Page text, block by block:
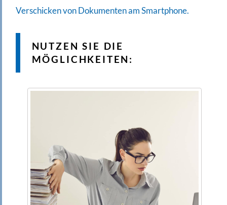
Verschicken von Dokumenten am Smartphone.
NUTZEN SIE DIE
MÖGLICHKEITEN: